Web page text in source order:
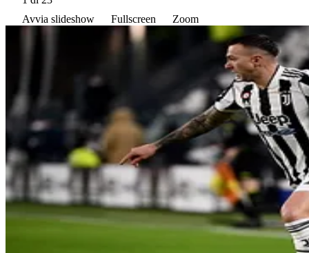
Avvia slideshow
Fullscreen Zoom